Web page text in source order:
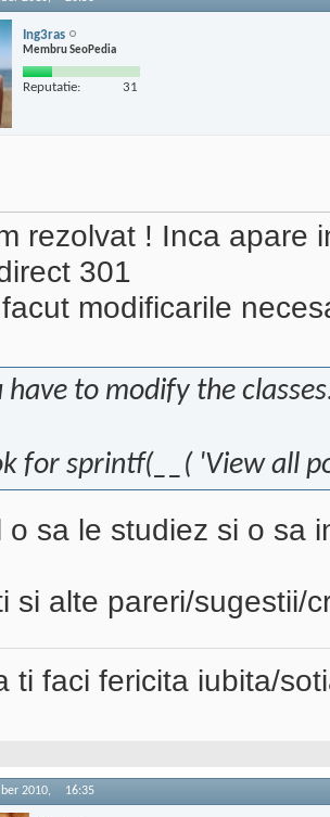
Ing3ras
Membru SeoPedia
Reputatie: 31
rezolvat ! Inca apare
301
modificarile
have to modify the
for sprintf(__( 'View all
o sa le studiez si o sa
si alte pareri/sugestii/
ti faci fericita iubita/
2010, 16:35